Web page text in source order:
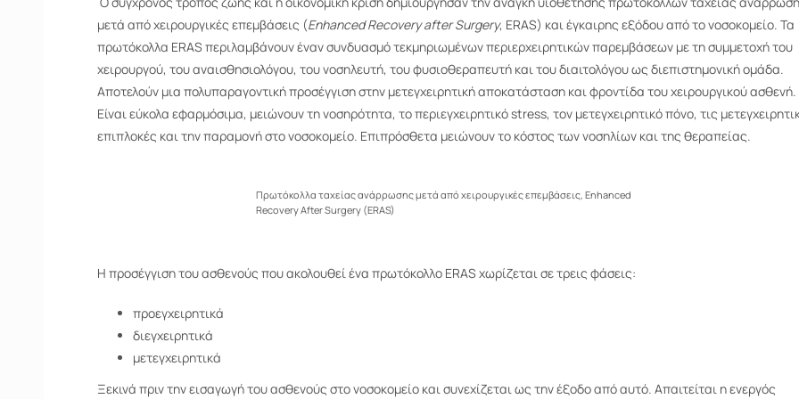
μετά από χειρουργικές επεμβάσεις (Enhanced Recovery after Surgery, ERAS) και έγκαιρης εξόδου από το νοσοκομείο. Τα
πρωτόκολλα ERAS περιλαμβάνουν έναν συνδυασμό τεκμηριωμένων περιερχειρητικών παρεμβάσεων µε τη συμμετοχή του
χειρουργού, του αναισθησιολόγου, του νοσηλευτή, του φυσιοθεραπευτή και του διαιτολόγου ως διεπιστηµονική ομάδα.
Αποτελούν μια πολυπαραγοντική προσέγγιση στην μετεγχειρητική αποκατάσταση και φροντίδα του χειρουργικού ασθενή.
Είναι εύκολα εφαρμόσιμα, μειώνουν τη νοσηρότητα, το περιεγχειρητικό stress, τον μετεγχειρητικό πόνο, τις
επιπλοκές και την παραμονή στο νοσοκομείο. Επιπρόσθετα μειώνουν το κόστος των νοσηλίων και της θεραπείας.
Πρωτόκολλα ταχείας ανάρρωσης μετά από χειρουργικές επεμβάσεις, Enhanced
Recovery After Surgery (ERAS)
Η προσέγγιση του ασθενούς που ακολουθεί ένα πρωτόκολλο ERAS χωρίζεται σε τρεις φάσεις:
προεγχειρητικά
διεγχειρητικά
μετεγχειρητικά
Ξεκινά πριν την εισαγωγή του ασθενούς στο νοσοκομείο και συνεχίζεται ως την έξοδο από αυτό. Απαιτείται η ενεργός